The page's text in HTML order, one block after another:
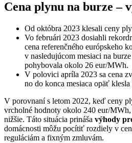
Cena plynu na burze –
Od októbra 2023 klesali ceny
Vo februári 2023 dosiahli
cena referenčného európskeho
v nasledujúcom mesiaci na
pohybovala okolo 26 eur/MWh.
V polovici apríla 2023 sa cena
no do konca mesiaca opäť
V porovnaní s letom 2022, keď ceny
vrcholné hodnoty okolo 240 eur/MWh,
nižšie. Táto situácia prináša výhody
domácnosti môžu pocítiť rozdiely v
reguláciám a fixným zmluvám.